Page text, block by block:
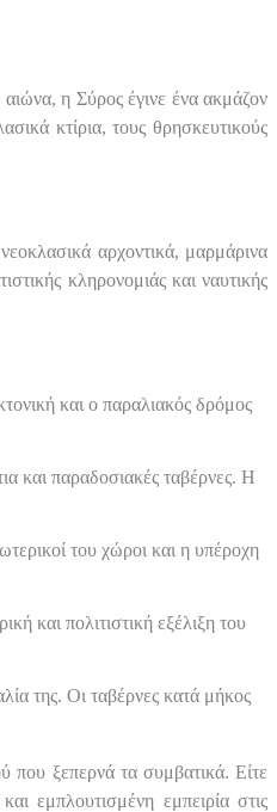
η Σύρος έγινε ένα ακμάζον
κτίρια, τους θρησκευτικούς
αρχοντικά, μαρμάρινα
κληρονομιάς και ναυτικής
και ο παραλιακός δρόμος
και παραδοσιακές ταβέρνες. Η
του χώροι και η υπέροχη
και πολιτιστική εξέλιξη του
της. Οι ταβέρνες κατά μήκος
που ξεπερνά τα συμβατικά. Είτε
εμπλουτισμένη εμπειρία στις